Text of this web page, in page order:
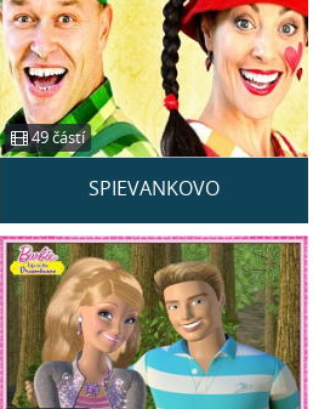
49 částí
SPIEVANKOVO